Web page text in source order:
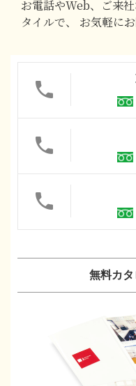
お電話やWeb、ご来
タイルで、
お気軽に
無料カタ